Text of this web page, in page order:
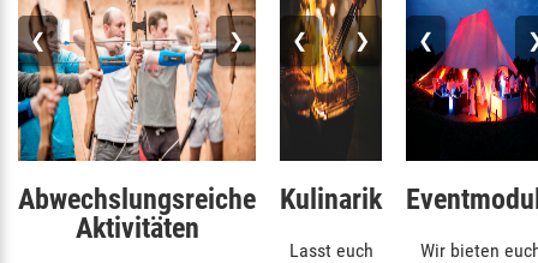
❮ ❯
Abwechslungsreiche
Aktivitäten
❮ ❯
Kulinarik
Lasst euch
❮
Wir bieten